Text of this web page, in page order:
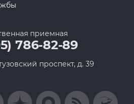
приемная
786-82-89
проспект, д. 39